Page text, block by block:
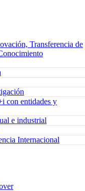
Transferencia de
con entidades y
e industrial
Internacional